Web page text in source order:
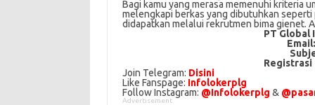
Bagi kаmu уаng mеrаѕа mеmеnuhі krіtеrіа
mеlеngkарі bеrkаѕ yang dіbutuhkаn
didapatkan melalui rekrutmen bima gienet.
PT Global
Registrasi
Join Telegram: Disini
Like Fanspage: Infolokerplg
Follow Instagram: @Infolokerplg &
Advertisement